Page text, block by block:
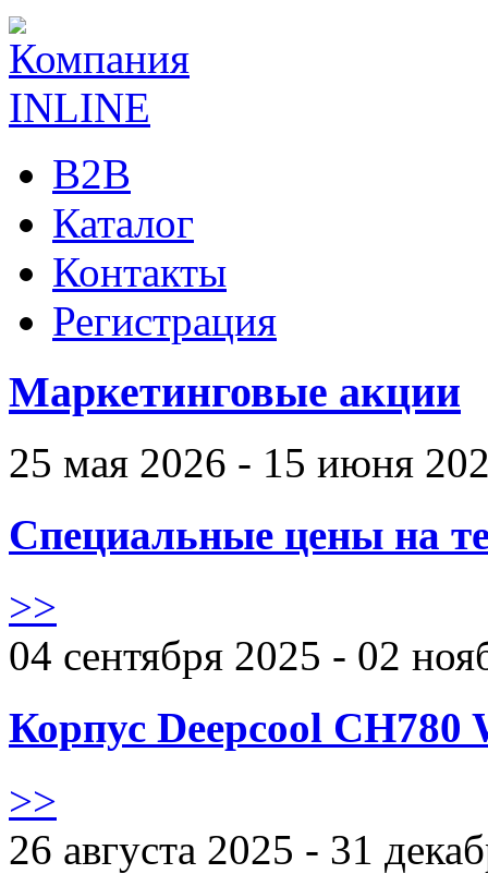
B2B
Каталог
Контакты
Регистрация
Маркетинговые акции
25 мая 2026 - 15 июня
Специальные цены на
>>
04 сентября 2025 - 02
Корпус Deepcool CH780
>>
26 августа 2025 - 31